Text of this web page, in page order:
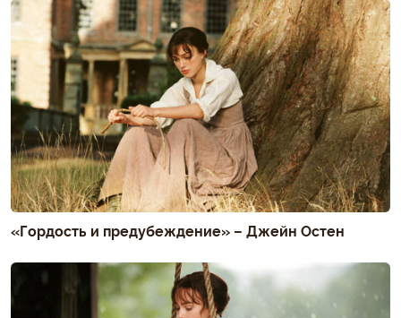
«Гордость и предубеждение» – Джейн Остен